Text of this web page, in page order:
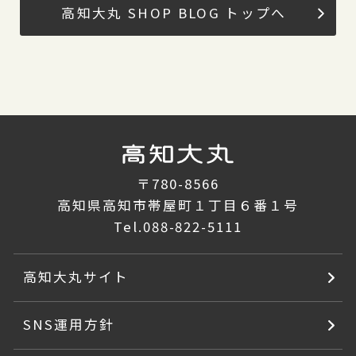
高知大丸 SHOP BLOG トップへ
〒780-8566
高知県高知市帯屋町１丁目６番１号
Tel.088-822-5111
高知大丸サイト
SNS運用方針